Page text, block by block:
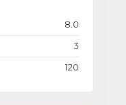
8.0
3
120